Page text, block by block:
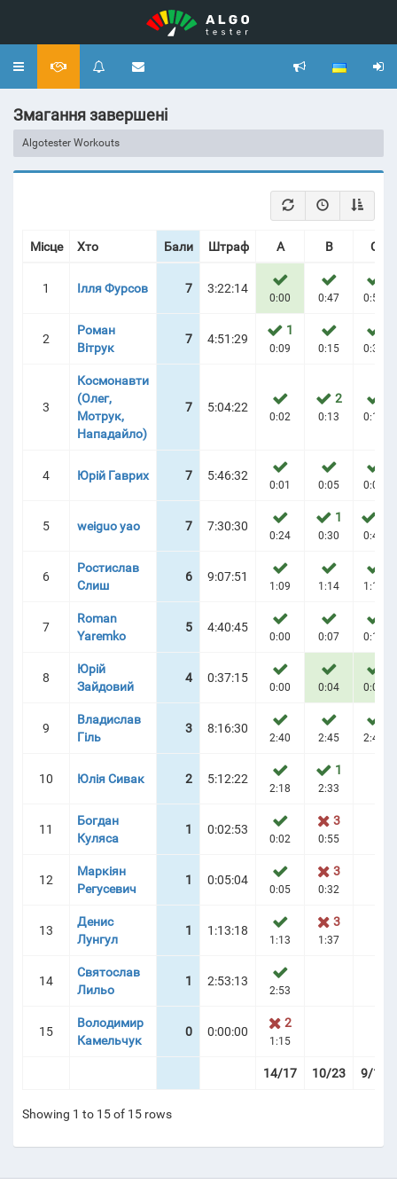
Toggle
Змагання завершені
Algotester Workouts
Місце Хто Бали Штраф A B C
1 Ілля Фурсов 7 3:22:14
0:00 0:47 0:52
2
Роман
Вітрук
7 4:51:29
1
0:09 0:15 0:38
3
Космонавти
(Олег,
Мотрук,
Нападайло)
7 5:04:22
0:02
2
0:13 0:14
4 Юрій Гаврих 7 5:46:32
0:01 0:05 0:09
5 weiguo yao 7 7:30:30
0:24
1
0:30 0:43
6
Ростислав
Слиш
6 9:07:51
1:09 1:14 1:17
7
Roman
Yaremko
5 4:40:45
0:00 0:07 0:14
8
Юрій
Зайдовий
4 0:37:15
0:00 0:04 0:08
9
Владислав
Гіль
3 8:16:30
2:40 2:45 2:49
10 Юлія Сивак 2 5:12:22
2:18
1
2:33
11
Богдан
Куляса
1 0:02:53
0:02
3
0:55
12
Маркіян
Регусевич
1 0:05:04
0:05
3
0:32
13
Денис
Лунгул
1 1:13:18
1:13
3
1:37
14
Святослав
Лильо
1 2:53:13
2:53
15
Володимир
Камельчук
0 0:00:00
2
1:15
14/17 10/23 9/16
Showing 1 to 15 of 15 rows